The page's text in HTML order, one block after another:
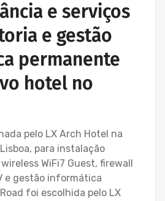
e serviços
e gestão
permanente
hotel no
pelo LX Arch Hotel na
para instalação
WiFi7 Guest, firewall
e gestão informática
foi escolhida pelo LX